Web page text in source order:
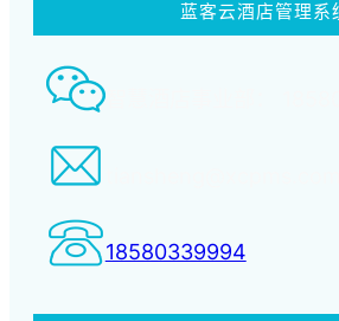
蓝客云酒店管理系
智慧酒店事业部：
18580339994